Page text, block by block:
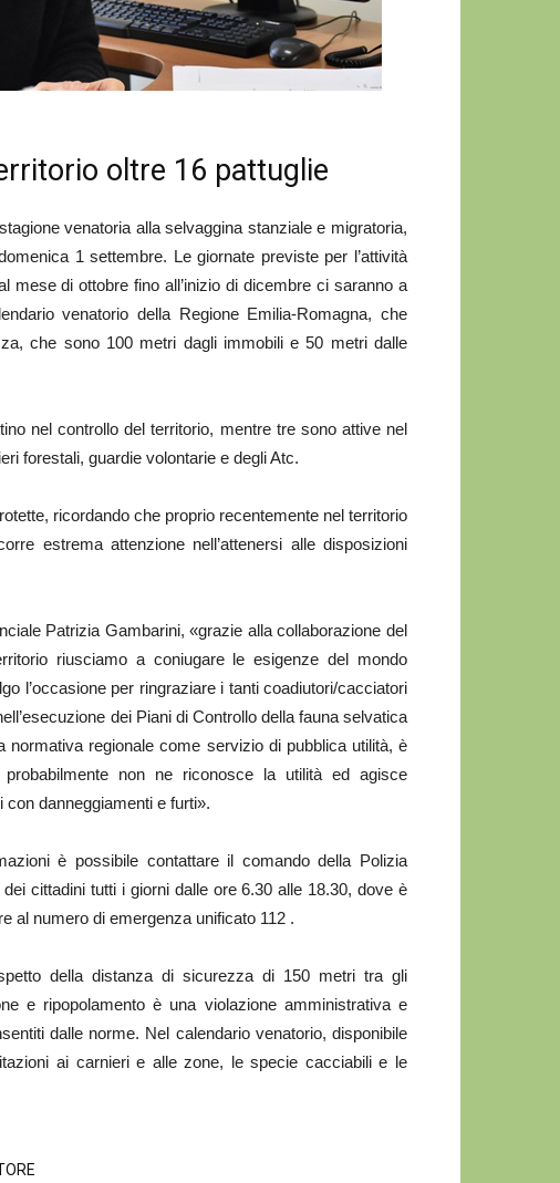
oltre 16 pattuglie
venatoria alla selvaggina stanziale e migratoria,
1 settembre. Le giornate previste per l’attività
di ottobre fino all’inizio di dicembre ci saranno a
venatorio della Regione Emilia-Romagna, che
che sono 100 metri dagli immobili e 50 metri dalle
nel controllo del territorio, mentre tre sono attive nel
forestali, guardie volontarie e degli Atc.
ricordando che proprio recentemente nel territorio
estrema attenzione nell’attenersi alle disposizioni
Patrizia Gambarini, «grazie alla collaborazione del
riusciamo a coniugare le esigenze del mondo
l’occasione per ringraziare i tanti coadiutori/cacciatori
dei Piani di Controllo della fauna selvatica
normativa regionale come servizio di pubblica utilità, è
non ne riconosce la utilità ed agisce
danneggiamenti e furti».
è possibile contattare il comando della Polizia
cittadini tutti i giorni dalle ore 6.30 alle 18.30, dove è
al numero di emergenza unificato 112 .
della distanza di sicurezza di 150 metri tra gli
e ripopolamento è una violazione amministrativa e
dalle norme. Nel calendario venatorio, disponibile
ai carnieri e alle zone, le specie cacciabili e le